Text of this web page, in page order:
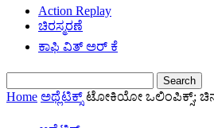
Action Replay
ಚಿರಸ್ಮರಣೆ
ಕಾಫಿ ವಿತ್ ಅರ್ ಕೆ
Home ಅಥ್ಲೆಟಿಕ್ಸ್ ಟೋಕಿಯೋ ಒಲಿಂಪಿಕ್ಸ್‌; ಚಿನ್ನ